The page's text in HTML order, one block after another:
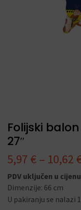
Folijski
27″
5,97 € – 10,62
PDV uključen u
Dimenzije: 66 cm
U pakiranju se nalazi